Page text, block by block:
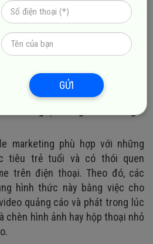
kêu gọi rõ ràng, điển hình như:
tham gia trò chơi, nhắn tin,....
thường ngốn nhiều kinh phí
nhiên, phương thức này cũng sẽ
(Quảng cáo trong
marketing phù hợp với những
tiêu trẻ tuổi và có thói quen
trên điện thoại. Theo đó, các
hình thức này bằng việc cho
quảng cáo và phát trong lúc
chèn hình ảnh hay hộp thoại nhỏ
GỬI